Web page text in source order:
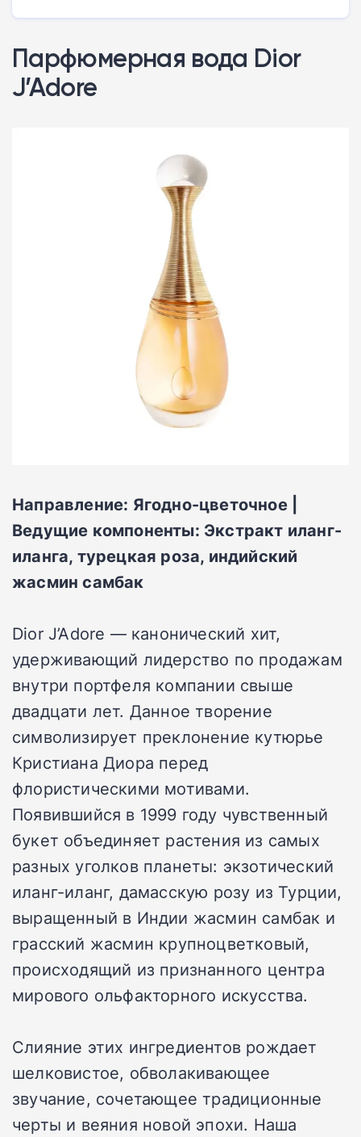
Парфюмерная вода Dior
J’Adore
Направление: Ягодно-цветочное |
Ведущие компоненты: Экстракт иланг-
иланга, турецкая роза, индийский
жасмин самбак
Dior J’Adore — канонический хит,
удерживающий лидерство по продажам
внутри портфеля компании свыше
двадцати лет. Данное творение
символизирует преклонение кутюрье
Кристиана Диора перед
флористическими мотивами.
Появившийся в 1999 году чувственный
букет объединяет растения из самых
разных уголков планеты: экзотический
иланг-иланг, дамасскую розу из Турции,
выращенный в Индии жасмин самбак и
грасский жасмин крупноцветковый,
происходящий из признанного центра
мирового ольфакторного искусства.
Слияние этих ингредиентов рождает
шелковистое, обволакивающее
звучание, сочетающее традиционные
черты и веяния новой эпохи. Наша